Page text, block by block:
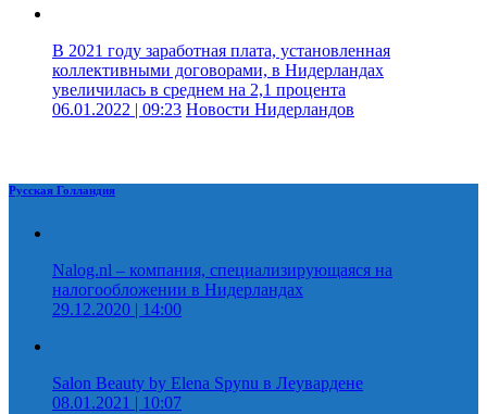
В 2021 году заработная плата, установленная
коллективными договорами, в Нидерландах
увеличилась в среднем на 2,1 процента
06.01.2022 | 09:23 Новости Нидерландов
Русская Голландия
Nalog.nl – компания, специализирующаяся на
налогообложении в Нидерландах
29.12.2020 | 14:00
Salon Beauty by Elena Spynu в Леувардене
08.01.2021 | 10:07